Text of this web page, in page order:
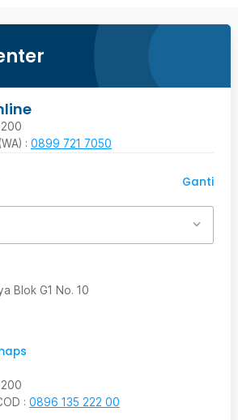
: 0899 721 7050
Ganti
Blok G1 No. 10
: 0896 135 222 00